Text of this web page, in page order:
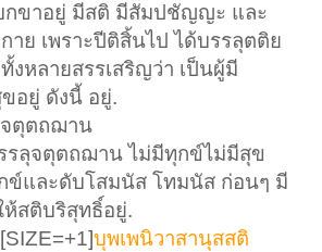
บกขาอยู่ มีสติ มีสัมปชัญญะ และ
าย เพราะปีติสิ้นไป ได้บรรลุตติย
งหลายสรรเสริญว่า เป็นผู้มี
อยู่ ดังนี้ อยู่.
จตุตถฌาน
รรลุจตุตถฌาน ไม่มีทุกข์ไม่มีสุข
ข์และดับโสมนัส โทมนัส ก่อนๆ มี
ห้สติบริสุทธิ์อยู่.
[SIZE=+1]บุพเพนิวาสานุสสติ